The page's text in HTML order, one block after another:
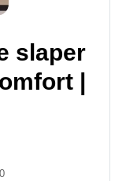
slaper
|